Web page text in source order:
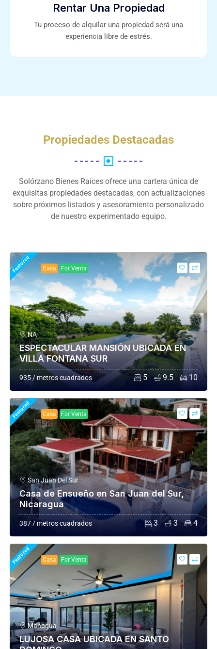
Rentar Una Propiedad
Tu proceso de alquilar una propiedad será una
experiencia libre de estrés.
Propiedades Destacadas
Solórzano Bienes Raíces ofrece una cartera única de
exquisitas propiedades destacadas, con actualizaciones
sobre próximos listados y asesoramiento personalizado
de nuestro experimentado equipo.
Featured Casa For Venta
NA
ESPECTACULAR MANSIÓN UBICADA EN
VILLA FONTANA SUR
935 / metros cuadrados 5 9.5 10
Featured Casa For Venta
San Juan Del Sur
Casa de Ensueño en San Juan del Sur,
Nicaragua
387 / metros cuadrados 3 3 4
Featured Casa For Venta
Managua
LUJOSA CASA UBICADA EN SANTO